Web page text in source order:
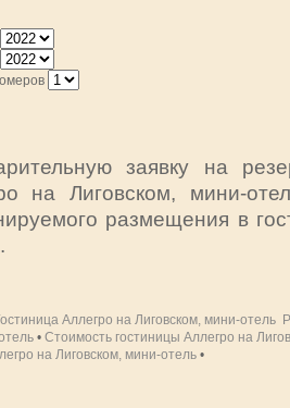
заявку на
на Лиговском, мини-
размещения в
Аллегро на Лиговском, мини-отель
• Стоимость гостиницы Аллегро на
на Лиговском, мини-отель •